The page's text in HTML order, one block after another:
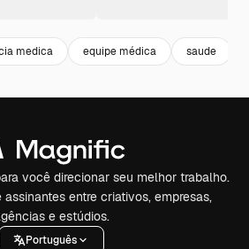
medica equipe médica saude
você direcionar seu melhor trabalho.
assinantes entre criativos, empresas,
e estúdios.
Português